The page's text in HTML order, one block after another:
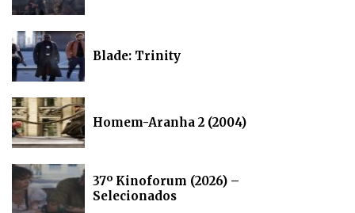
Blade: Trinity
Homem-Aranha 2 (2004)
37º Kinoforum (2026) –
Selecionados